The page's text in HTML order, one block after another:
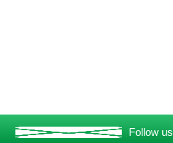
Follow us